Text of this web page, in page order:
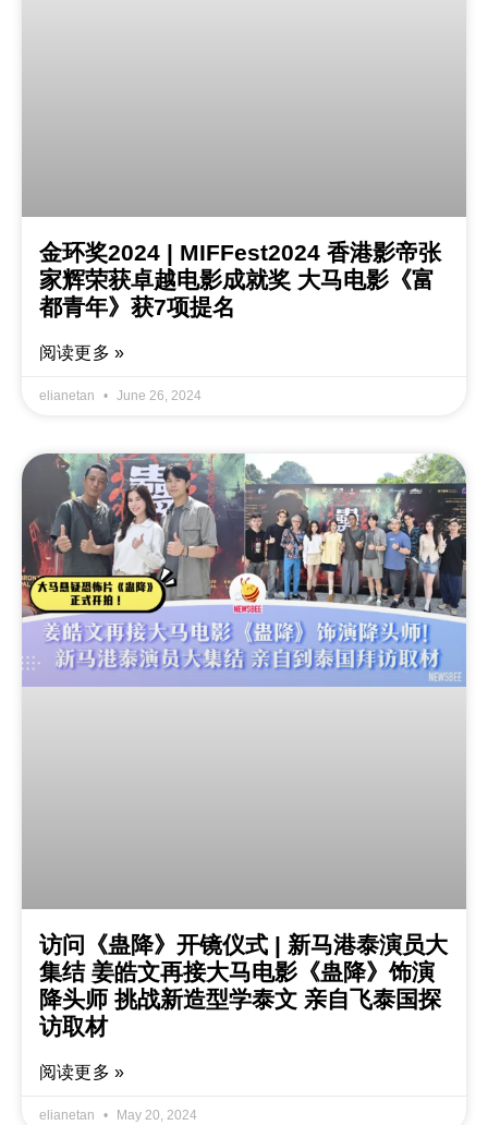
金环奖2024 | MIFFest2024 香港影帝张
家辉荣获卓越电影成就奖 大马电影《富
都青年》获7项提名
阅读更多 »
elianetan June 26, 2024
访问《蛊降》开镜仪式 | 新马港泰演员大
集结 姜皓文再接大马电影《蛊降》饰演
降头师 挑战新造型学泰文 亲自飞泰国探
访取材
阅读更多 »
elianetan May 20, 2024